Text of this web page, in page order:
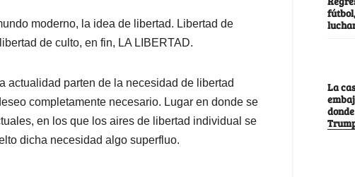
moderno, la idea de libertad. Libertad de
de culto, en fin, LA LIBERTAD.
actualidad parten de la necesidad de libertad
completamente necesario. Lugar en donde se
en los que los aires de libertad individual se
dicha necesidad algo superfluo.
La